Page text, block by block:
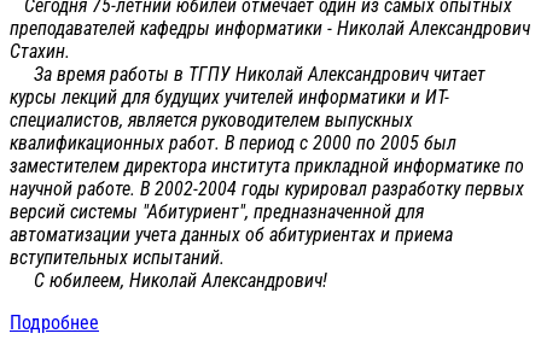
Сегодня 75-летний юбилей отмечает один из самых опытных
преподавателей кафедры информатики - Николай Александрович
Стахин.
За время работы в ТГПУ Николай Александрович читает
курсы лекций для будущих учителей информатики и ИТ-
специалистов, является руководителем выпускных
квалификационных работ. В период с 2000 по 2005 был
заместителем директора института прикладной информатике по
научной работе. В 2002-2004 годы курировал разработку первых
версий системы "Абитуриент", предназначенной для
автоматизации учета данных об абитуриентах и приема
вступительных испытаний.
С юбилеем, Николай Александрович!
Подробнее